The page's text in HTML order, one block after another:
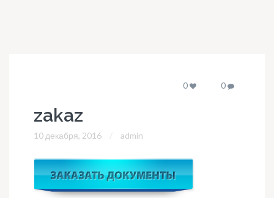
0 0
zakaz
10 декабря, 2016 admin